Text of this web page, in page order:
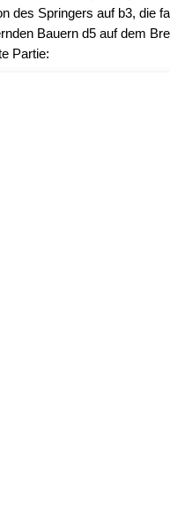
des Springers auf b3, die
Bauern d5 auf dem
Partie: